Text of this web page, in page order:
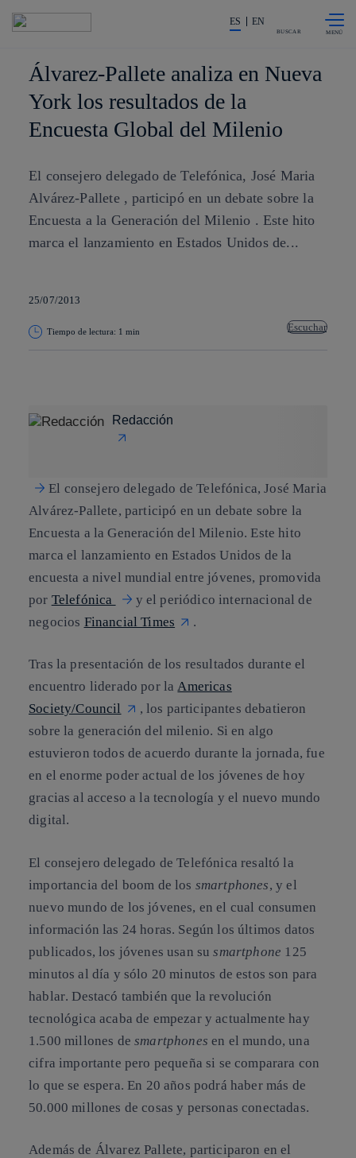
La acción en accionistas e
ES EN
BUSCAR
Álvarez-Pallete analiza en Nueva
York los resultados de la
Encuesta Global del Milenio
El consejero delegado de Telefónica, José Maria
Alvárez-Pallete , participó en un debate sobre la
Encuesta a la Generación del Milenio . Este hito
marca el lanzamiento en Estados Unidos de...
25/07/2013
Tiempo de lectura: 1 min Escuchar
Redacción
El consejero delegado de Telefónica,José Maria
Alvárez-Pallete, participó en un debate sobre la
Encuesta a la Generación del Milenio. Este hito
marca el lanzamiento en Estados Unidos de la
encuesta a nivel mundial entre jóvenes, promovida
por Telefónica
y el periódico internacional de
negocios Financial Times .
Tras la presentación de los resultados durante el
encuentro liderado por laAmericas
Society/Council
, los participantes debatieron
sobre la generación del milenio. Si en algo
estuvieron todos de acuerdo durante la jornada, fue
en el enorme poder actual de los jóvenes de hoy
gracias al acceso a la tecnología y el nuevo mundo
digital.
El consejero delegado de Telefónica resaltó la
importancia del boom de los smartphones, y el
nuevo mundo de los jóvenes, en el cual consumen
informaciónlas 24 horas. Según los últimos datos
publicados, los jóvenesusan susmartphone 125
minutos al día y sólo 20 minutos de estos son para
hablar. Destacó también que la revolución
tecnológica acaba de empezary actualmente hay
1.500 millones desmartphonesen el mundo, una
cifra importante pero pequeña si se comparara con
lo que se espera. En 20 años podrá haber más de
50.000 millones de cosas y personas conectadas.
Además de Álvarez Pallete, participaron en el